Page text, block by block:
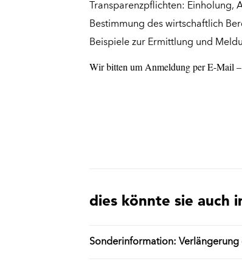
Transparenzpflichten:
Bestimmung des wirtschaftlich
Beispiele zur Ermittlung und
Wir bitten um Anmeldung per E-Mail –
dies könnte sie auch
Sonderinformation: